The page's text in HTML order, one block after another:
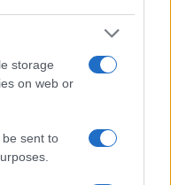
storage
on web or
sent to
quel est le vrai
lance
Jack Willis hanté
en